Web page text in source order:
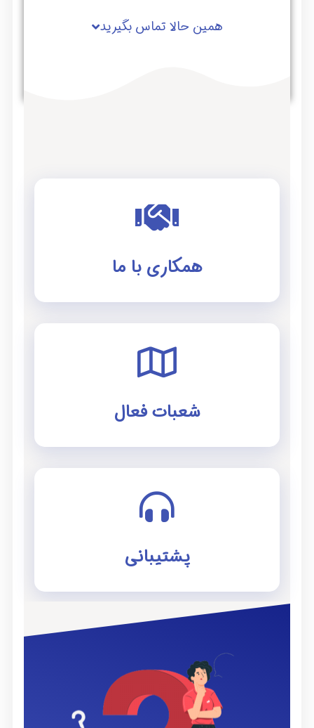
همین حالا تماس بگیرید
همکاری با ما
شعبات فعال
پشتیبانی